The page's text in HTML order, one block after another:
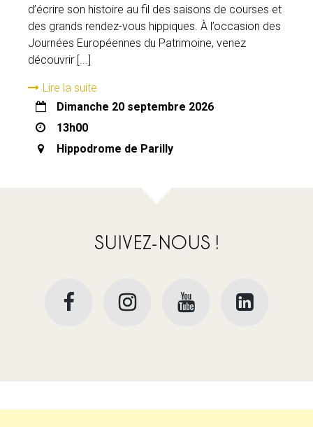
d’écrire son histoire au fil des saisons de courses et
des grands rendez-vous hippiques. À l’occasion des
Journées Européennes du Patrimoine, venez
découvrir [...]
Lire la suite
dimanche 20 septembre 2026
13h00
Hippodrome de Parilly
SUIVEZ-NOUS !